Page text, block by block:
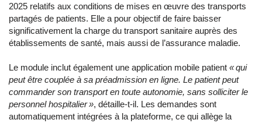
2025 relatifs aux conditions de mises en œuvre des transports
partagés de patients. Elle a pour objectif de faire baisser
significativement la charge du transport sanitaire auprès des
établissements de santé, mais aussi de l’assurance maladie.
Le module inclut également une application mobile patient « qui
peut être couplée à sa préadmission en ligne. Le patient peut
commander son transport en toute autonomie, sans solliciter le
personnel hospitalier », détaille-t-il. Les demandes sont
automatiquement intégrées à la plateforme, ce qui allège la